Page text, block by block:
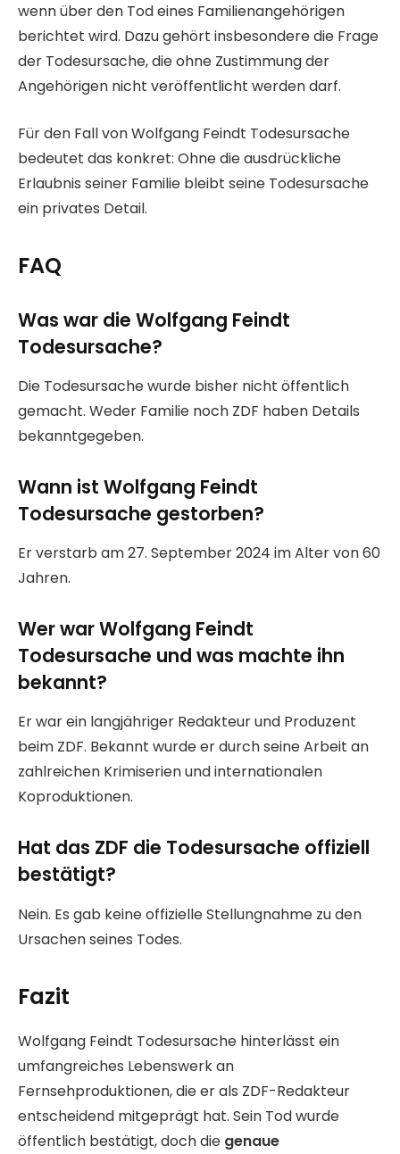
wenn über den Tod eines Familienangehörigen
berichtet wird. Dazu gehört insbesondere die Frage
der Todesursache, die ohne Zustimmung der
Angehörigen nicht veröffentlicht werden darf.
Für den Fall von Wolfgang Feindt Todesursache
bedeutet das konkret: Ohne die ausdrückliche
Erlaubnis seiner Familie bleibt seine Todesursache
ein privates Detail.
FAQ
Was war die Wolfgang Feindt
Todesursache?
Die Todesursache wurde bisher nicht öffentlich
gemacht. Weder Familie noch ZDF haben Details
bekanntgegeben.
Wann ist Wolfgang Feindt
Todesursache gestorben?
Er verstarb am 27. September 2024 im Alter von 60
Jahren.
Wer war Wolfgang Feindt
Todesursache und was machte ihn
bekannt?
Er war ein langjähriger Redakteur und Produzent
beim ZDF. Bekannt wurde er durch seine Arbeit an
zahlreichen Krimiserien und internationalen
Koproduktionen.
Hat das ZDF die Todesursache offiziell
bestätigt?
Nein. Es gab keine offizielle Stellungnahme zu den
Ursachen seines Todes.
Fazit
Wolfgang Feindt Todesursache hinterlässt ein
umfangreiches Lebenswerk an
Fernsehproduktionen, die er als ZDF-Redakteur
entscheidend mitgeprägt hat. Sein Tod wurde
öffentlich bestätigt, doch die genaue